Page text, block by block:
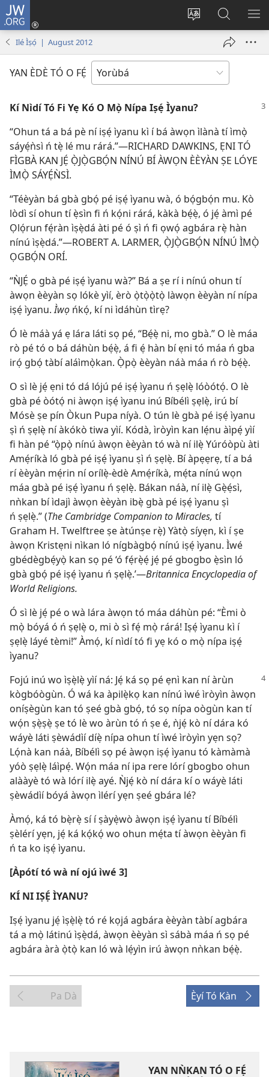
JW.ORG
Yí
pa
Wọlé
(opens
Wa
JW.ORG
Ilé Ìṣọ́ | August 2012
YAN ÈDÈ TÓ O FẸ́
Kí Nìdí Tó Fi Yẹ Kó O Mọ̀ Nípa Iṣẹ́ Ìyanu?
“Ohun tá a bá pè ní iṣẹ́ ìyanu kì í bá àwọn ìlànà tí ìmọ̀
sáyẹ́ǹsì ń tẹ̀ lé mu rárá.”​—RICHARD DAWKINS, ẸNI TÓ
FÌGBÀ KAN JẸ́ Ọ̀JỌ̀GBỌ́N NÍNÚ BÍ ÀWỌN ÈÈYÀN ṢE LÓYE
ÌMỌ̀ SÁYẸ́ǸSÌ.
“Téèyàn bá gbà gbọ́ pé iṣẹ́ ìyanu wà, ó bọ́gbọ́n mu. Kò
lòdì sí ohun tí ẹ̀sìn fi ń kọ́ni rárá, kàkà bẹ́ẹ̀, ó jẹ́ àmì pé
Ọlọ́run fẹ́ràn ìṣẹ̀dá àti pé ó ṣì ń fi ọwọ́ agbára rẹ̀ hàn
nínú ìṣẹ̀dá.”​—ROBERT A. LARMER, Ọ̀JỌ̀GBỌ́N NÍNÚ ÌMỌ̀
ỌGBỌ́N ORÍ.
“ǸJẸ́ o gbà pé iṣẹ́ ìyanu wà?” Bá a ṣe rí i nínú ohun tí
àwọn èèyàn sọ lókè yìí, èrò ọ̀tọ̀ọ̀tọ̀ làwọn èèyàn ní nípa
iṣẹ́ ìyanu.Ìwọ ńkọ́, kí ni ìdáhùn tìrẹ?
Ó lè máà yá ẹ lára láti sọ pé, “Bẹ́ẹ̀ ni, mo gbà.” O lè máa
rò pé tó o bá dáhùn bẹ́ẹ̀, á fi ẹ́ hàn bí ẹni tó máa ń gba
irọ́ gbọ́ tàbí aláìmọ̀kan. Ọ̀pọ̀ èèyàn náà máa ń rò bẹ́ẹ̀.
O sì lè jẹ́ ẹni tó dá lójú pé iṣẹ́ ìyanu ń ṣẹlẹ̀ lóòótọ́. O lè
gbà pé òótọ́ ni àwọn iṣẹ́ ìyanu inú Bíbélì ṣẹlẹ̀, irú bí
Mósè ṣe pín Òkun Pupa níyà. O tún lè gbà pé iṣẹ́ ìyanu
ṣì ń ṣẹlẹ̀ ní àkókò tiwa yìí. Kódà, ìròyìn kan lẹ́nu àìpẹ́ yìí
fi hàn pé “ọ̀pọ̀ nínú àwọn èèyàn tó wà ní ilẹ̀ Yúróòpù àti
Amẹ́ríkà ló gbà pé iṣẹ́ ìyanu ṣì ń ṣẹlẹ̀. Bí àpẹẹrẹ, tí a bá
rí èèyàn mẹ́rin ní orílẹ̀-èdè Amẹ́ríkà, mẹ́ta nínú wọn
máa gbà pé iṣẹ́ ìyanu ń ṣẹlẹ̀. Bákan náà, ní ilẹ̀ Gẹ̀ẹ́sì,
nǹkan bí ìdajì àwọn èèyàn ibẹ̀ gbà pé iṣẹ́ ìyanu ṣì
ń ṣẹlẹ̀.” (The Cambridge Companion to Miracles, tí
Graham H. Twelftree ṣe àtúnṣe rẹ̀) Yàtọ̀ síyẹn, kì í ṣe
àwọn Kristẹni nìkan ló nígbàgbọ́ nínú iṣẹ́ ìyanu. Ìwé
gbédègbẹ́yọ̀ kan sọ pé ‘ó fẹ́rẹ̀ẹ́ jẹ́ pé gbogbo ẹ̀sìn ló
gbà gbọ́ pé iṣẹ́ ìyanu ń ṣẹlẹ̀.’—Britannica Encyclopedia of
World Religions.
Ó sì lè jẹ́ pé o wà lára àwọn tó máa dáhùn pé: “Èmi ò
mọ̀ bóyá ó ń ṣẹlẹ̀ o, mi ò sì fẹ́ mọ̀ rárá! Iṣẹ́ ìyanu kì í
ṣẹlẹ̀ láyé tèmi!” Àmọ́, kí nìdí tó fi yẹ kó o mọ̀ nípa iṣẹ́
ìyanu?
Fojú inú wo ìṣẹ̀lẹ̀ yìí ná: Jẹ́ ká sọ pé ẹnì kan ní àrùn
kògbóògùn. Ó wá ka àpilẹ̀kọ kan nínú ìwé ìròyìn àwọn
oníṣègùn kan tó ṣeé gbà gbọ́, tó sọ nípa oògùn kan tí
wọ́n ṣẹ̀ṣẹ̀ ṣe tó lè wo àrùn tó ń ṣe é, ǹjẹ́ kò ní dára kó
wáyè láti ṣèwádìí díẹ̀ nípa ohun tí ìwé ìròyìn yẹn sọ?
Lọ́nà kan náà, Bíbélì sọ pé àwọn iṣẹ́ ìyanu tó kàmàmà
yóò ṣẹlẹ̀ láìpẹ́. Wọ́n máa ní ipa rere lórí gbogbo ohun
alààyè tó wà lórí ilẹ̀ ayé. Ǹjẹ́ kò ní dára kí o wáyè láti
ṣèwádìí bóyá àwọn ìlérí yẹn ṣeé gbára lé?
Àmọ́, ká tó bẹ̀rẹ̀ sí í ṣàyẹ̀wò àwọn iṣẹ́ ìyanu tí Bíbélì
ṣèlérí yẹn, jẹ́ ká kọ́kọ́ wo ohun mẹ́ta tí àwọn èèyàn fi
ń ta ko iṣẹ́ ìyanu.
[Àpótí tó wà ní ojú ìwé 3]
KÍ NI IṢẸ́ ÌYANU?
Iṣẹ́ ìyanu jẹ́ ìṣẹ̀lẹ̀ tó ré kọjá agbára èèyàn tàbí agbára
tá a mọ̀ látinú ìṣẹ̀dá, àwọn èèyàn sì sábà máa ń sọ pé
agbára àrà ọ̀tọ̀ kan ló wà lẹ́yìn irú àwọn nǹkan bẹ́ẹ̀.
Pa Dà Èyí Tó Kàn
YAN NǸKAN TÓ O FẸ́